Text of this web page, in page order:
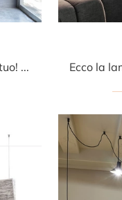
Ecco la lampada che fa al caso tuo! Il modello Costantina è una tra le nostre lampade da terra di Mogg.